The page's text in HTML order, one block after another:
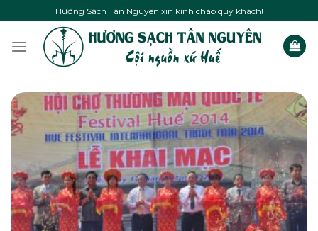
to
content
Hương Sạch Tân Nguyên xin kính chào quý khách!